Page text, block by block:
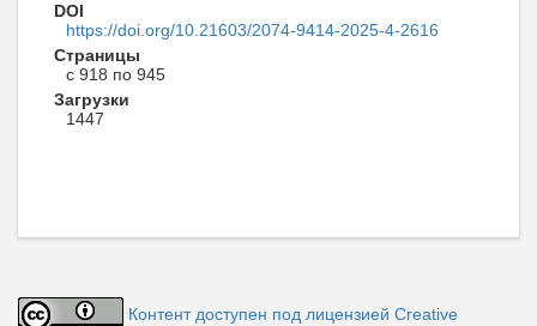
DOI
https://doi.org/10.21603/2074-9414-2025-4-2616
Страницы
с 918 по 945
Загрузки
1447
Контент доступен под лицензией Creative